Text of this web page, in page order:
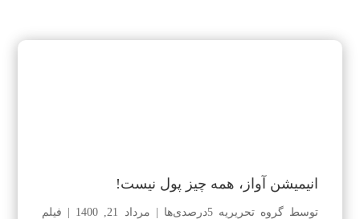
انیمیشن آواز، همه چیز پول نیست!
توسطگروه تحریریه 5درصدی‌ها مرداد 21, 1400
فیلم